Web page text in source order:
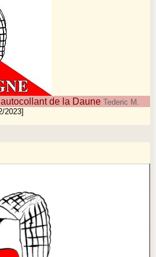
de la Daune Tederic M.
2023]